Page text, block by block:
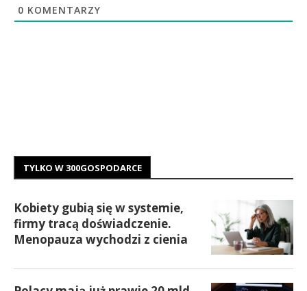
0 KOMENTARZY
TYLKO W 300GOSPODARCE
Kobiety gubią się w systemie,
firmy tracą doświadczenie.
Menopauza wychodzi z cienia